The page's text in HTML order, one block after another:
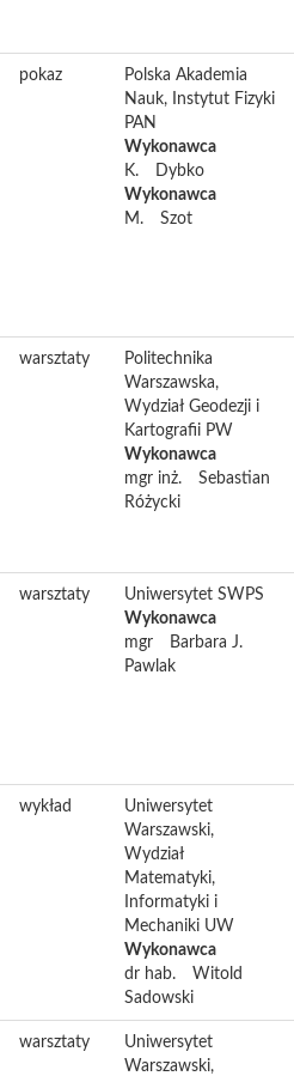
pokaz
Polska Akademia
Nauk, Instytut Fizyki
PAN
Wykonawca
K.
Dybko
Wykonawca
M.
Szot
warsztaty
Politechnika
Warszawska,
Wydział Geodezji i
Kartografii PW
Wykonawca
mgr inż.
Sebastian
Różycki
warsztaty
Uniwersytet SWPS
Wykonawca
mgr
Barbara J.
Pawlak
wykład
Uniwersytet
Warszawski,
Wydział
Matematyki,
Informatyki i
Mechaniki UW
Wykonawca
dr hab.
Witold
Sadowski
warsztaty
Uniwersytet
Warszawski,